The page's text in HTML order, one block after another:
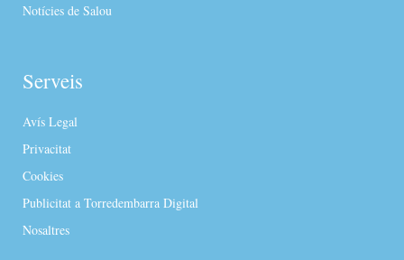
Notícies de Salou
Serveis
Avís Legal
Privacitat
Cookies
Publicitat a Torredembarra Digital
Nosaltres